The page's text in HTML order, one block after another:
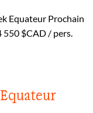
Equateur Prochain
550 $CAD / pers.